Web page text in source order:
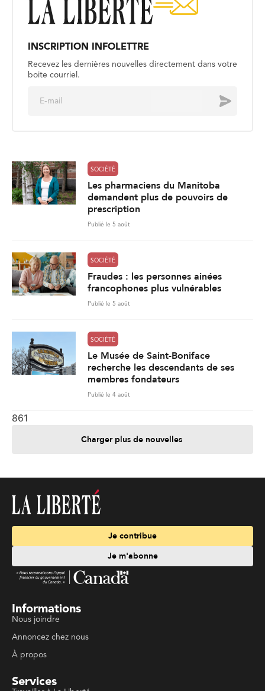
INSCRIPTION INFOLETTRE
Recevez les dernières nouvelles directement dans votre
boite courriel.
Envoyer
SOCIÉTÉ
Les pharmaciens du Manitoba
demandent plus de pouvoirs de
prescription
Publié le 5 août
SOCIÉTÉ
Fraudes : les personnes ainées
francophones plus vulnérables
Publié le 5 août
SOCIÉTÉ
Le Musée de Saint-Boniface
recherche les descendants de ses
membres fondateurs
Publié le 4 août
861
Charger plus de nouvelles
Je contribue
Je m'abonne
Informations
Nous joindre
Annoncez chez nous
À propos
Services